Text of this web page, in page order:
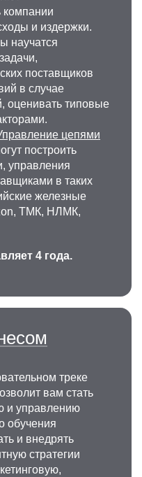
компании
и издержки.
научатся
поставщиков
в случае
оценивать типовые
цепями
построить
управления
в таких
железные
ТМК, НЛМК,
4 года.
треке
вам стать
и управлению
обучения
и внедрять
стратегии